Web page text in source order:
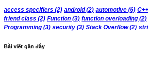
access specifiers (2) android(2) automotive (6) C++
friend class (2) Function (3) function overloading (2)
Programming (3) security (3) Stack Overflow(2)
Bài viết gần đây